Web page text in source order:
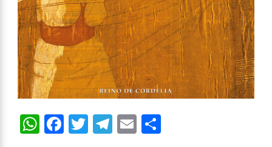
WhatsApp
Facebook
Twitter
Telegram
Email